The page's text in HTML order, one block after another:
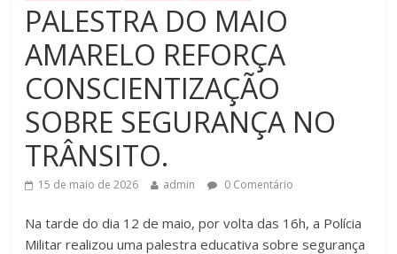
PALESTRA DO MAIO
AMARELO REFORÇA
CONSCIENTIZAÇÃO
SOBRE SEGURANÇA NO
TRÂNSITO.
15 de maio de 2026 admin 0 Comentário
Na tarde do dia 12 de maio, por volta das 16h, a Polícia
Militar realizou uma palestra educativa sobre segurança